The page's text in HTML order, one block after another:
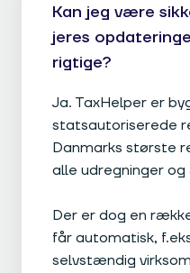
Kan jeg være
jeres
rigtige?
Ja. TaxHelper er
statsautoriserede
Danmarks største
alle udregninger
Der er dog en
får automatisk,
selvstændig